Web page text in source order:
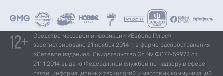
Средство массовой информации «Европа Плюс»
зарегистрировано 21 ноября 2014 г. в форме распространения
«Сетевое издание». Свидетельство Эл № ФС77-59972 от
21.11.2014 выдано Федеральной службой по надзору в сфере
связи, информационных технологий и массовых коммуникаций